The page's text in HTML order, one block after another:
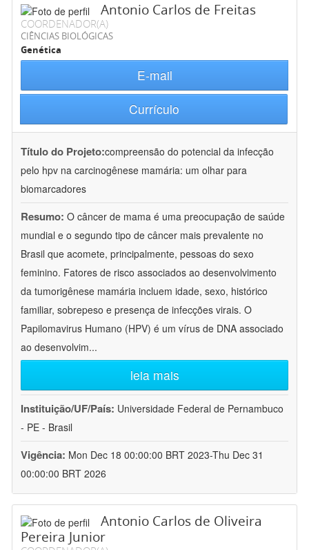
Antonio Carlos de Freitas
COORDENADOR(A)
CIÊNCIAS BIOLÓGICAS
Genética
E-mail
Currículo
Título do Projeto:compreensão do potencial da infecção
pelo hpv na carcinogênese mamária: um olhar para
biomarcadores
Resumo: O câncer de mama é uma preocupação de saúde
mundial e o segundo tipo de câncer mais prevalente no
Brasil que acomete, principalmente, pessoas do sexo
feminino. Fatores de risco associados ao desenvolvimento
da tumorigênese mamária incluem idade, sexo, histórico
familiar, sobrepeso e presença de infecções virais. O
Papilomavirus Humano (HPV) é um vírus de DNA associado
ao desenvolvim...
leia mais
Instituição/UF/País: Universidade Federal de Pernambuco
- PE - Brasil
Vigência: Mon Dec 18 00:00:00 BRT 2023-Thu Dec 31
00:00:00 BRT 2026
Antonio Carlos de Oliveira
Pereira Junior